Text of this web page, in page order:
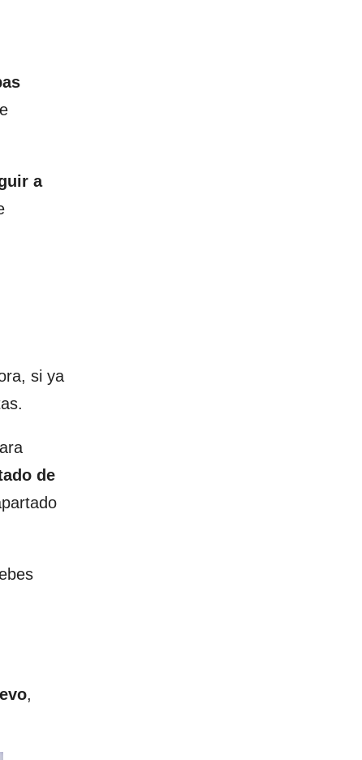
a
si ya
de
,